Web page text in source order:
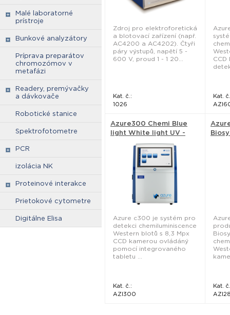
Malé laboratorné
prístroje
Bunkové analyzátory
Príprava preparátov
chromozómov v
metafázi
Readery, premývačky
a dávkovače
Robotické stanice
Spektrofotometre
PCR
izolácia NK
Proteinové interakce
Prietokové cytometre
Digitálne Elisa
Zdroj pro elektroforetická
a blotovací zařízení (např.
AC4200 a AC4202). Čtyři
páry výstupů, napětí 5 -
600 V, proud 1 - 1 20...
Kat. č.:
1026
Kat.
Azure300 Chemi Blue
light White light UV -
Azure Biosystems
Azure c300 je systém pro
detekci chemiluminiscence
Western blotů s 8,3 Mpx
CCD kamerou ovládáný
pomocí integrovaného
tabletu ...
Kat. č.:
AZI300
Kat.